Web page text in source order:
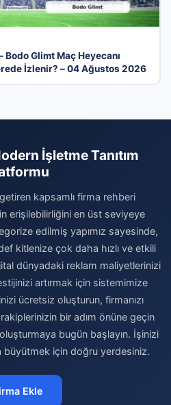
Bodo Glimt Maç Heyecanı
İzlenir? – 04 Ağustos 2026
İşletme Tanıtım
kapsamlı firma rehberi
erişilebilirliğini en üst seviyeye
edilmiş yapımız sayesinde,
kitlenize çok daha hızlı ve etkili
dünyadaki reklam maliyetlerinizi
artırmak için sistemimize
ücretsiz oluşturun, firmanızı
bir adım önüne geçin
bugün başlayın. İşinizi
büyütmek için doğru yerdesiniz.
Ekle